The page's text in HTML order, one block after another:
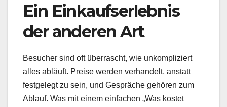
Ein Einkaufserlebnis
der anderen Art
Besucher sind oft überrascht, wie unkompliziert
alles abläuft. Preise werden verhandelt, anstatt
festgelegt zu sein, und Gespräche gehören zum
Ablauf. Was mit einem einfachen „Was kostet